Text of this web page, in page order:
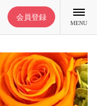
会員登録
MENU